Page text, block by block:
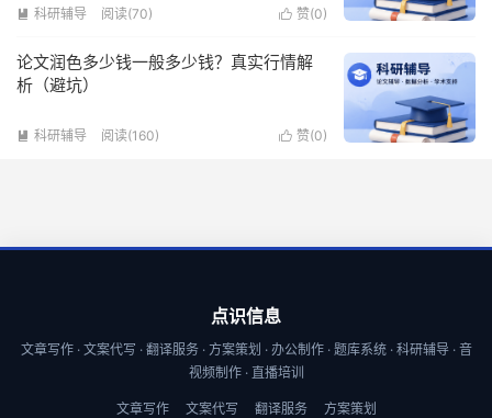
 赞(0)
 科研辅导 阅读(70)
论文润色多少钱一般多少钱？真实行情解
析（避坑）
 赞(0)
 科研辅导 阅读(160)
点识信息
文章写作 · 文案代写 · 翻译服务 · 方案策划 · 办公制作 · 题库系统 · 科研辅导 · 音
视频制作 · 直播培训
文章写作 文案代写 翻译服务 方案策划